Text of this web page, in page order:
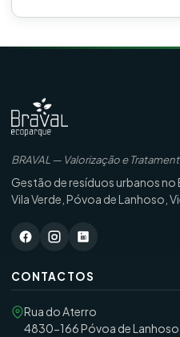
BRAVAL — Valorização e
Gestão de resíduos urbanos no
Vila Verde, Póvoa de Lanhoso,
CONTACTOS
Rua do Aterro
4830-166 Póvoa de Lanhoso